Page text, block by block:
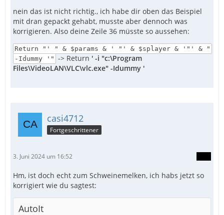
nein das ist nicht richtig., ich habe dir oben das Beispiel
mit dran gepackt gehabt, musste aber dennoch was
korrigieren. Also deine Zeile 36 müsste so aussehen:
Return "' " & $params & ' "' & $splayer & '"' & "
-Idummy '" -> Return ' -i "c:\Program
Files\VideoLAN\VLC\vlc.exe" -Idummy '
casi4712
Fortgeschrittener
3. Juni 2024 um 16:52
Hm, ist doch echt zum Schweinemelken, ich habs jetzt so
korrigiert wie du sagtest:
AutoIt